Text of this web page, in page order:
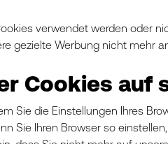
verwendet werden oder
gezielte Werbung nicht mehr
Cookies auf
Sie die Einstellungen Ihres
Sie Ihren Browser so